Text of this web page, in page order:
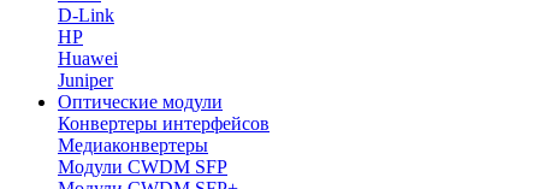
D-Link
HP
Huawei
Juniper
Оптические модули
Конвертеры интерфейсов
Медиаконвертеры
Модули CWDM SFP